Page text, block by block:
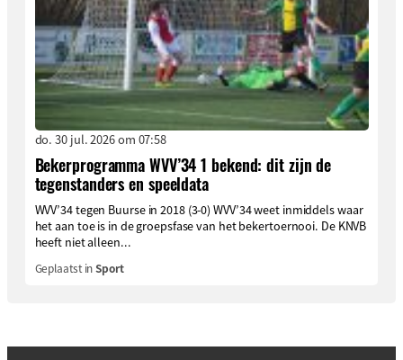
do. 30 jul. 2026 om 07:58
Bekerprogramma WVV’34 1 bekend: dit zijn de
tegenstanders en speeldata
WVV’34 tegen Buurse in 2018 (3-0) WVV’34 weet inmiddels waar
het aan toe is in de groepsfase van het bekertoernooi. De KNVB
heeft niet alleen...
Geplaatst inSport